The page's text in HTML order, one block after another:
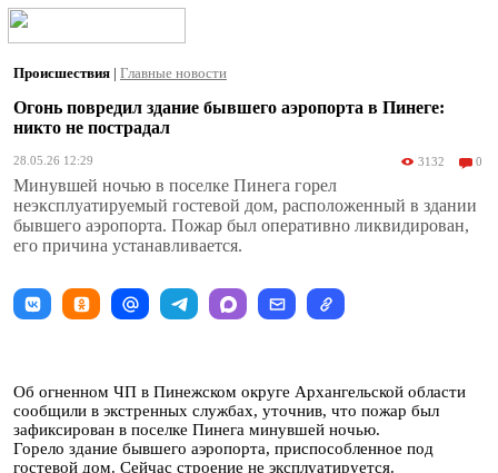
Происшествия | Главные новости
Огонь повредил здание бывшего аэропорта в Пинеге:
никто не пострадал
28.05.26 12:29 3132 0
Минувшей ночью в поселке Пинега горел
неэксплуатируемый гостевой дом, расположенный в здании
бывшего аэропорта. Пожар был оперативно ликвидирован,
его причина устанавливается.
Об огненном ЧП в Пинежском округе Архангельской области
сообщили в экстренных службах, уточнив, что пожар был
зафиксирован в поселке Пинега минувшей ночью.
Горело здание бывшего аэропорта, приспособленное под
гостевой дом. Сейчас строение не эксплуатируется.